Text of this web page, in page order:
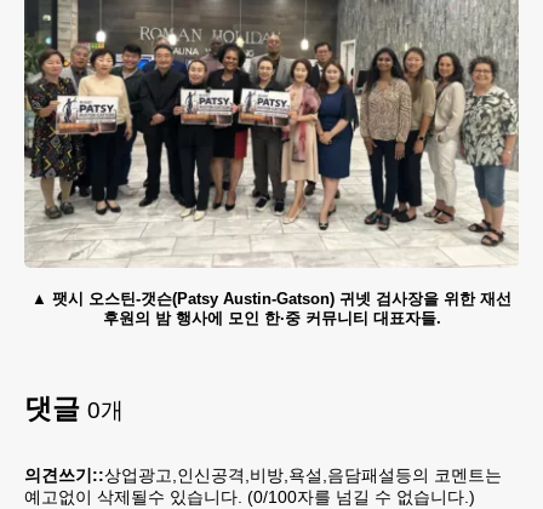
팻시 오스틴-갯슨(Patsy Austin-Gatson) 귀넷 검사장을 위한 재선
후원의 밤 행사에 모인 한·중 커뮤니티 대표자들.
댓글 0개
의견쓰기::상업광고,인신공격,비방,욕설,음담패설등의 코멘트는
예고없이 삭제될수 있습니다. (0/100자를 넘길 수 없습니다.)